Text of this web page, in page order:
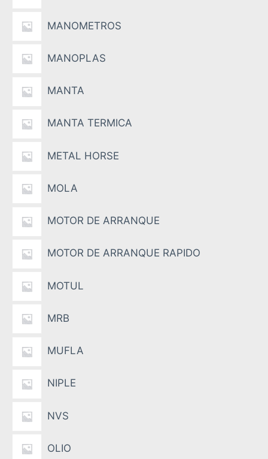
MANOMETROS
MANOPLAS
MANTA
MANTA TERMICA
METAL HORSE
MOLA
MOTOR DE ARRANQUE
MOTOR DE ARRANQUE RAPIDO
MOTUL
MRB
MUFLA
NIPLE
NVS
OLIO